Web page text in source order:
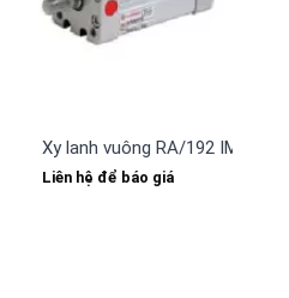
Xy lanh vuông RA/192 IMI
Liên hệ để báo giá